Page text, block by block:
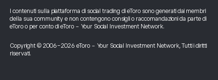
I contenuti sulla piattaforma di social trading di eToro sono generati dai membri
della sua community e non contengono consigli o raccomandazioni da parte di
eToro o per conto di eToro - Your Social Investment Network.
Copyright © 2006-2026 eToro - Your Social Investment Network, Tutti i diritti
riservati.